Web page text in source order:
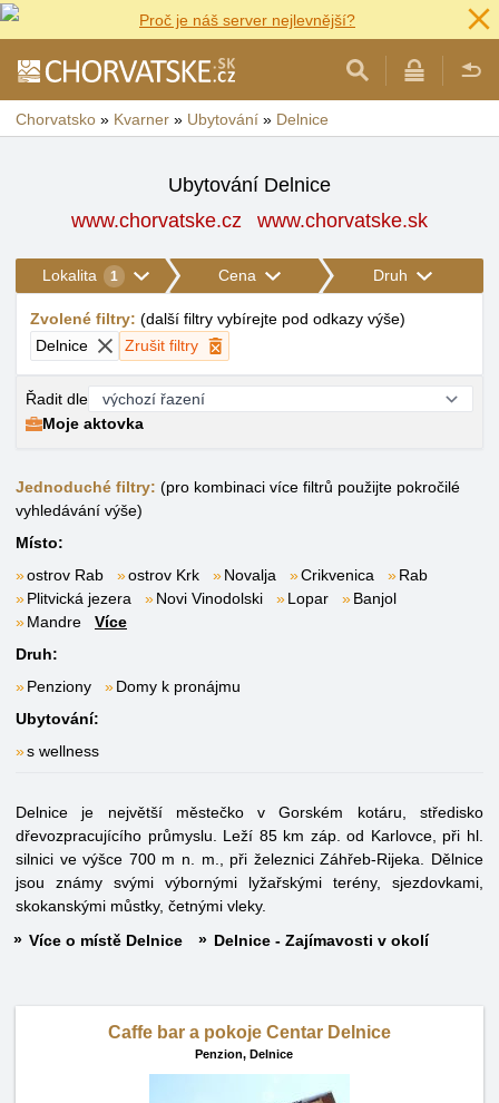
Proč je náš server nejlevnější?
Chorvatsko » Kvarner » Ubytování » Delnice
Ubytování Delnice
www.chorvatske.cz
www.chorvatske.sk
Lokalita 1 Cena Druh
Zvolené filtry: (další filtry vybírejte pod odkazy výše)
Delnice
Zrušit filtry
Řadit dle
Moje aktovka
Jednoduché filtry: (pro kombinaci více filtrů použijte pokročilé
vyhledávání výše)
Místo:
ostrov Rab
ostrov Krk Novalja Crikvenica
Rab
Plitvická jezera
Novi Vinodolski Lopar
Banjol
Mandre
Více
Druh:
Penziony
Domy k pronájmu
Ubytování:
s wellness
Delnice je největší městečko v Gorském kotáru, středisko
dřevozpracujícího průmyslu. Leží 85 km záp. od Karlovce, při hl.
silnici ve výšce 700 m n. m., při železnici Záhřeb-Rijeka. Dělnice
jsou známy svými výbornými lyžařskými terény, sjezdovkami,
skokanskými můstky, četnými vleky.
Více o místě Delnice
Delnice - Zajímavosti v okolí
Caffe bar a pokoje Centar Delnice
Penzion, Delnice